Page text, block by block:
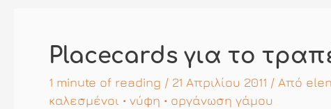
Placecards για το
1 minute of reading / 21 Απριλίου 2011 / Από
καλεσμένοι • νύφη • οργάνωση γάμου